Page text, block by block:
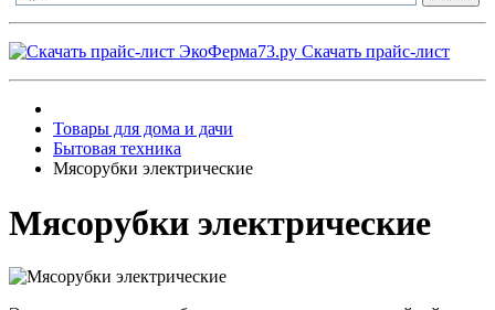
Скачать прайс-лист
Товары для дома и дачи
Бытовая техника
Мясорубки электрические
Мясорубки электрические